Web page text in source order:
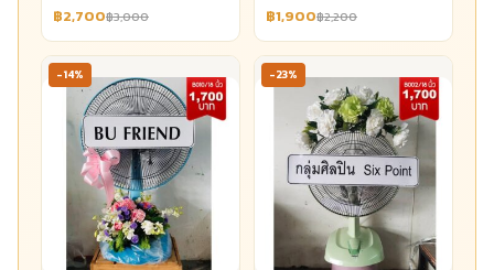
฿2,700฿3,000 ฿1,900฿2,200
-14% -23%